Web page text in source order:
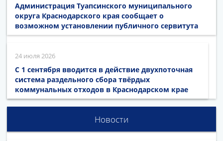
Администрация Туапсинского муниципального
округа Краснодарского края сообщает о
возможном установлении публичного сервитута
24 июля 2026
С 1 сентября вводится в действие двухпоточная
система раздельного сбора твёрдых
коммунальных отходов в Краснодарском крае
Новости